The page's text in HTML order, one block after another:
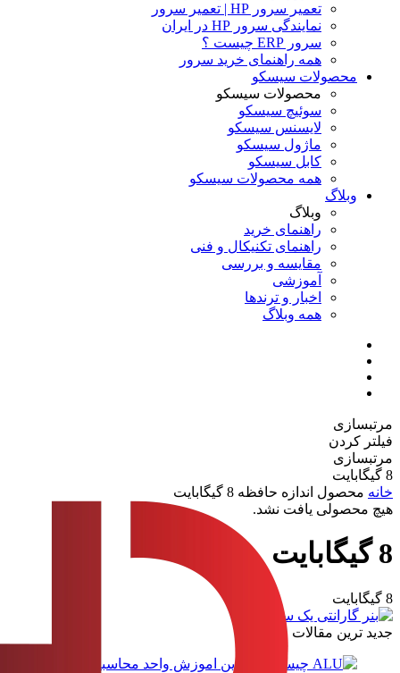
تعمیر سرور HP | تعمیر سرور
نمایندگی سرور HP در ایران
سرور ERP چیست ؟
همه راهنمای خرید سرور
محصولات سیسکو
محصولات سیسکو
سوئیچ سیسکو
لایسنس سیسکو
ماژول سیسکو
کابل سیسکو
همه محصولات سیسکو
وبلاگ
وبلاگ
راهنمای خرید
راهنمای تکنیکال و فنی
مقایسه و بررسی
آموزشی
اخبار و ترندها
همه وبلاگ
مرتبسازی
فیلتر کردن
مرتبسازی
8 گیگابایت
خانه محصول اندازه حافظه 8 گیگابایت
هیچ محصولی یافت نشد.
8 گیگابایت
8 گیگابایت
جدید ترین مقالات